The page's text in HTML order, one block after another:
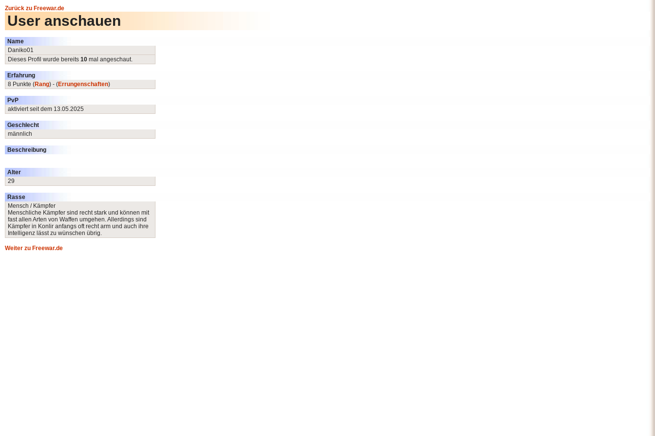
Zurück zu Freewar.de
User anschauen
Name
Daniko01
Dieses Profil wurde bereits 10 mal angeschaut.
Erfahrung
8 Punkte (Rang) - (Errungenschaften)
PvP
aktiviert seit dem 13.05.2025
Geschlecht
männlich
Beschreibung
Alter
29
Rasse
Mensch / Kämpfer
Menschliche Kämpfer sind recht stark und können mit
fast allen Arten von Waffen umgehen. Allerdings sind
Kämpfer in Konlir anfangs oft recht arm und auch ihre
Intelligenz lässt zu wünschen übrig.
Weiter zu Freewar.de